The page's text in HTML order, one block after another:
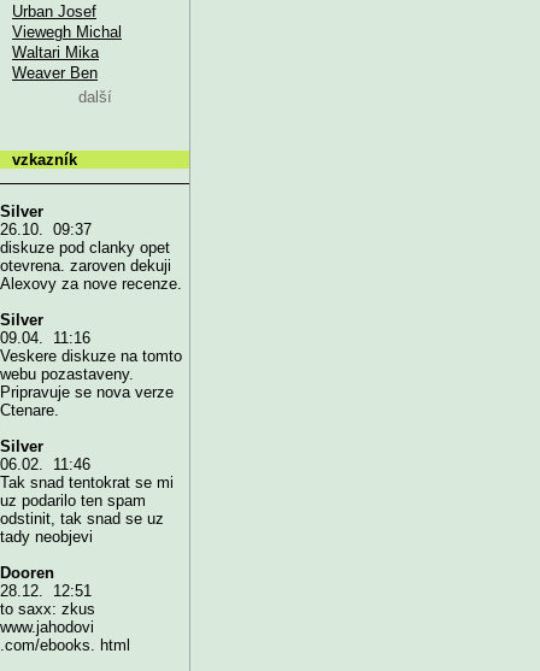
Urban Josef
Viewegh Michal
Waltari Mika
Weaver Ben
další
vzkazník
Silver
26.10. 09:37
diskuze pod clanky opet
otevrena. zaroven dekuji
Alexovy za nove recenze.
Silver
09.04. 11:16
Veskere diskuze na tomto
webu pozastaveny.
Pripravuje se nova verze
Ctenare.
Silver
06.02. 11:46
Tak snad tentokrat se mi
uz podarilo ten spam
odstinit, tak snad se uz
tady neobjevi
Dooren
28.12. 12:51
to saxx: zkus
www.jahodovi
.com/ebooks. html